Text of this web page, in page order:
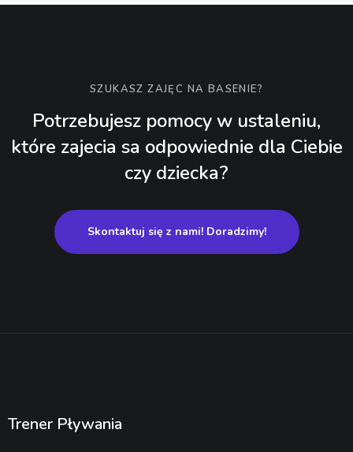
SZUKASZ ZAJĘC NA BASENIE?
Potrzebujesz pomocy w ustaleniu,
które zajecia sa odpowiednie dla Ciebie
czy dziecka?
Skontaktuj się z nami! Doradzimy!
Trener Pływania